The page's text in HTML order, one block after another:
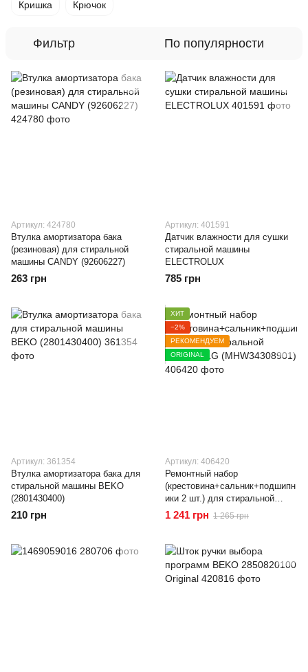
Кришка Крючок
Фильтр По популярности
Артикул: 424780
Втулка амортизатора бака
(резиновая) для стиральной
машины CANDY (92606227)
263 грн
Артикул: 401591
Датчик влажности для сушки
стиральной машины
ELECTROLUX
785 грн
Артикул: 361354
Втулка амортизатора бака для
стиральной машины BEKO
(2801430400)
210 грн
ХИТ
−2%
РЕКОМЕНДУЕМ
ORIGINAL
Артикул: 406420
Ремонтный набор
(крестовина+сальник+подшипн
ики 2 шт.) для стиральной
машины LG (MHW34308901)
1 241 грн 1 265 грн